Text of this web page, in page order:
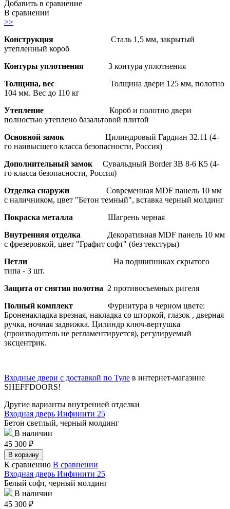
Добавить в сравнение
В сравнении
>>
Конструкция Сталь 1,5 мм, закрытый
утепленный короб
Контуры уплотнения 3 контура уплотнения
Толщина, вес Толщина двери 125 мм, полотно
104 мм. Вес до 110 кг
Утепление Короб и полотно двери
полностью утеплено базальтовой плитой
Основной замок Цилиндровый Гардиан 32.11 (4-
го наивысшего класса безопасности, Россия)
Дополнительный замок Сувальдный Border ЗВ 8-6 К5 (4-
го класса безопасности, Россия)
Отделка снаружи Современная MDF панель 10 мм
с наличником, цвет "Бетон темный", вставка черный молдинг
Покраска металла Шагрень черная
Внутренняя отделка Декоративная MDF панель 10 мм
с фрезеровкой, цвет "Графит софт" (без текстуры)
Петли На подшипниках скрытого
типа - 3 шт.
Защита от снятия полотна 2 противосъемных ригеля
Полный комплект Фурнитура в черном цвете:
Броненакладка врезная, накладка со шторкой, глазок , дверная
ручка, ночная задвижка. Цилиндр ключ-вертушка
(производитель не регламентируется), регулируемый
эксцентрик.
Входные двери с доставкой по Туле в интернет-магазине
SHEFFDOORS!
Другие варианты внутренней отделки
Входная дверь Инфинити 25
Бетон светлый, черный молдинг
В наличии
45 300 ₽
В корзину
К сравнению В сравнении
Входная дверь Инфинити 25
Белый софт, черный молдинг
В наличии
45 300 ₽